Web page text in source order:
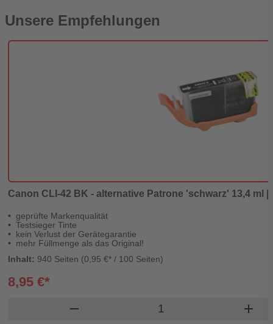
Unsere Empfehlungen
Canon CLI-42 BK - alternative Patrone 'schwarz' 13,4 ml
geprüfte Markenqualität
Testsieger Tinte
kein Verlust der Gerätegarantie
mehr Füllmenge als das Original!
Inhalt: 940 Seiten (0,95 €* / 100 Seiten)
8,95 €*
remove Produkt Warenkorbadd